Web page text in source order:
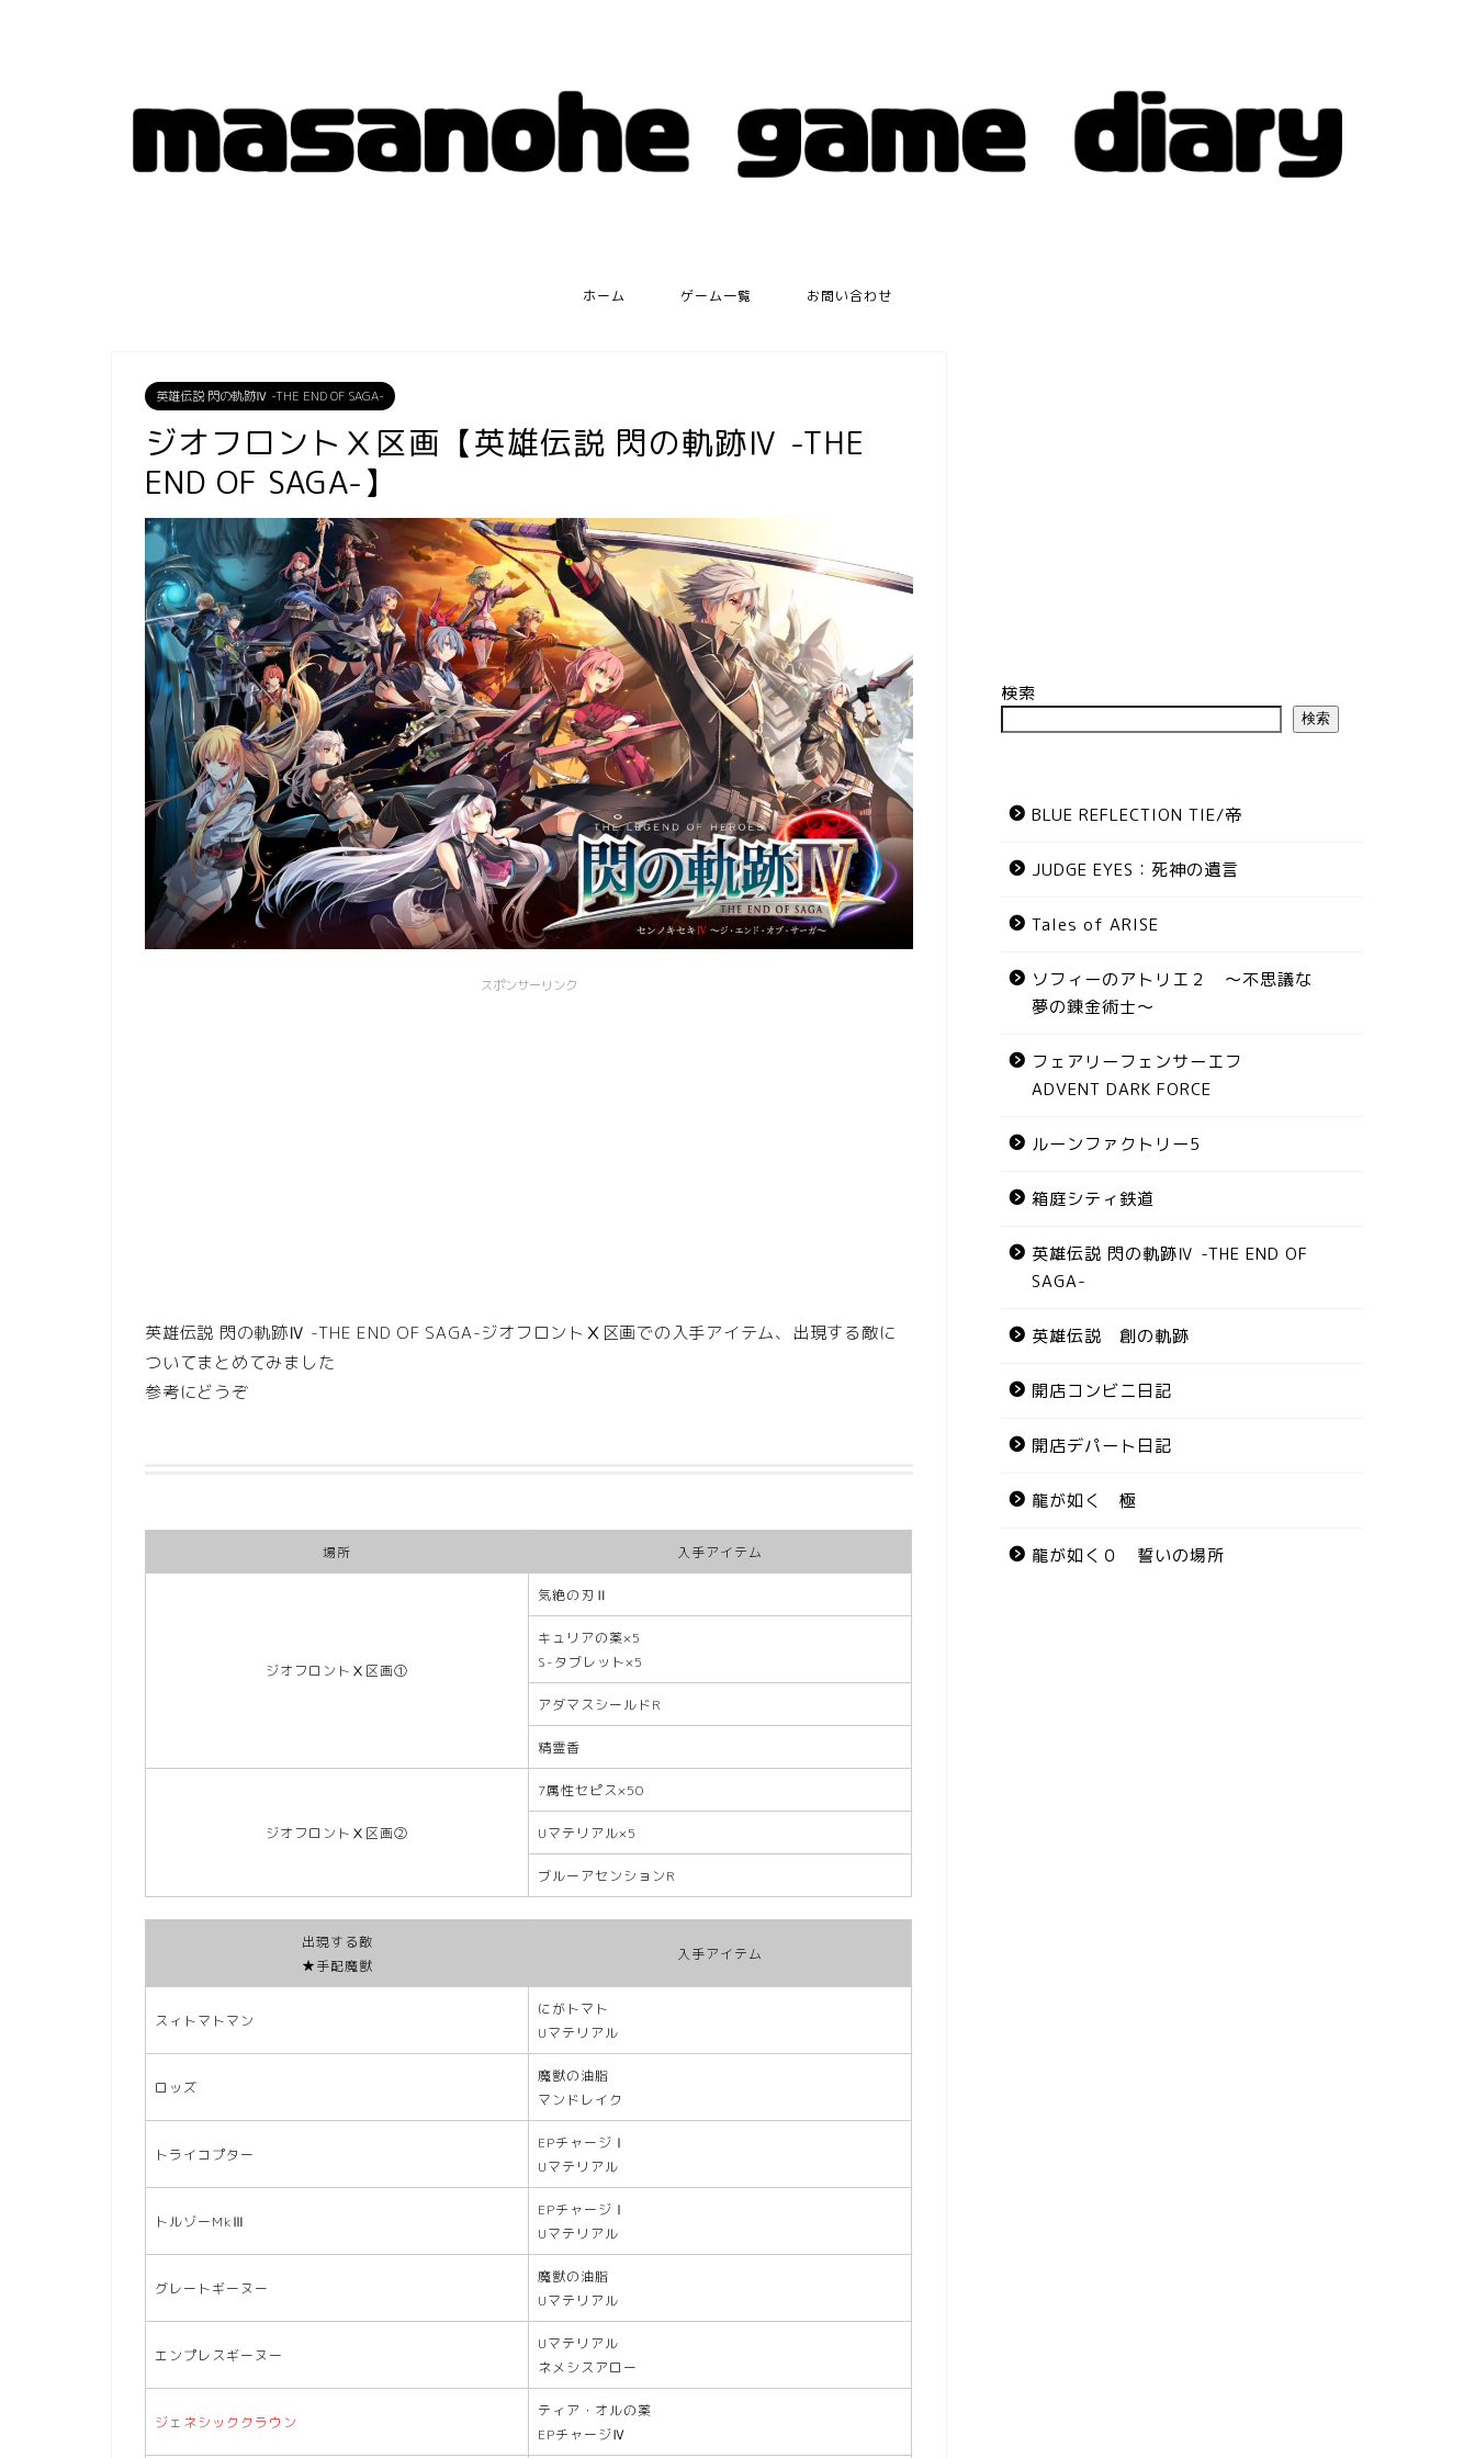
ホーム ゲーム一覧 お問い合わせ
英雄伝説 閃の軌跡Ⅳ -THE END OF SAGA-
ジオフロントⅩ区画【英雄伝説 閃の軌跡Ⅳ -THE
END OF SAGA-】
スポンサーリンク
英雄伝説 閃の軌跡Ⅳ -THE END OF SAGA-ジオフロントⅩ区画での入手アイテム、出現する敵に
ついてまとめてみました
参考にどうぞ
場所 入手アイテム
ジオフロントⅩ区画①
気絶の刃Ⅱ
キュリアの薬×5
S-タブレット×5
アダマスシールドR
精霊香
ジオフロントⅩ区画➁
7属性セピス×50
Uマテリアル×5
ブルーアセンションR
出現する敵
★手配魔獣
入手アイテム
スィトマトマン
にがトマト
Uマテリアル
ロッズ
魔獣の油脂
マンドレイク
トライコプター
EPチャージⅠ
Uマテリアル
トルゾーMkⅢ
EPチャージⅠ
Uマテリアル
グレートギーヌー
魔獣の油脂
Uマテリアル
エンプレスギーヌー
Uマテリアル
ネメシスアロー
ジェネシッククラウン
ティア・オルの薬
EPチャージⅣ
検索
検索
BLUE REFLECTION TIE/帝
JUDGE EYES：死神の遺言
Tales of ARISE
ソフィーのアトリエ２ ～不思議な
夢の錬金術士～
フェアリーフェンサーエフ
ADVENT DARK FORCE
ルーンファクトリー5
箱庭シティ鉄道
英雄伝説 閃の軌跡Ⅳ -THE END OF
SAGA-
英雄伝説 創の軌跡
開店コンビニ日記
開店デパート日記
龍が如く 極
龍が如く０ 誓いの場所